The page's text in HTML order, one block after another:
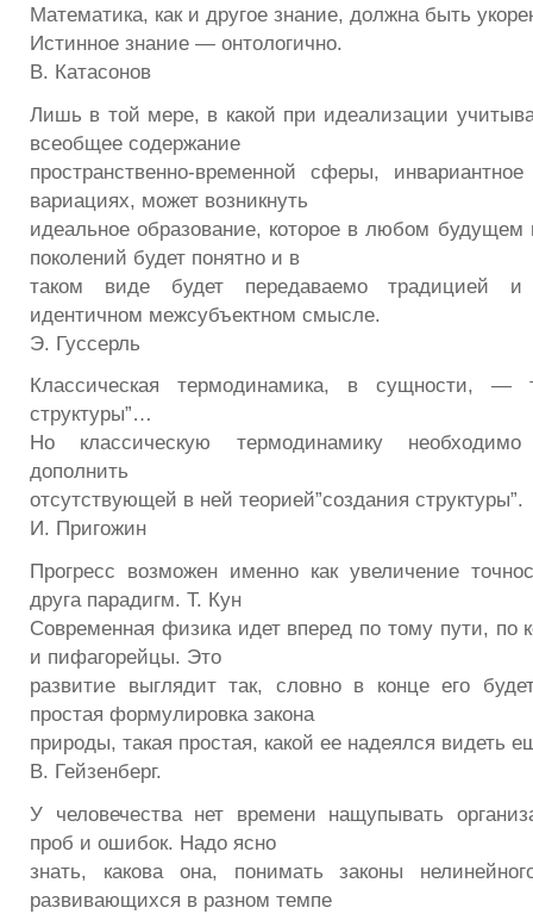
Математика, как и другое знание, должна быть
Истинное знание — онтологично.
В. Катасонов
Лишь в той мере, в какой при идеализации
всеобщее содержание
пространственно-временной сферы,
вариациях, может возникнуть
идеальное образование, которое в любом
поколений будет понятно и в
таком виде будет передаваемо традицией и
идентичном межсубъектном смысле.
Э. Гуссерль
Классическая термодинамика, в сущности, —
структуры”…
Но классическую термодинамику
дополнить
отсутствующей в ней теорией”создания структуры”.
И. Пригожин
Прогресс возможен именно как увеличение
друга парадигм. Т. Кун
Современная физика идет вперед по тому пути, по
и пифагорейцы. Это
развитие выглядит так, словно в конце его
простая формулировка закона
природы, такая простая, какой ее надеялся видеть
В. Гейзенберг.
У человечества нет времени нащупывать
проб и ошибок. Надо ясно
знать, какова она, понимать законы
развивающихся в разном темпе